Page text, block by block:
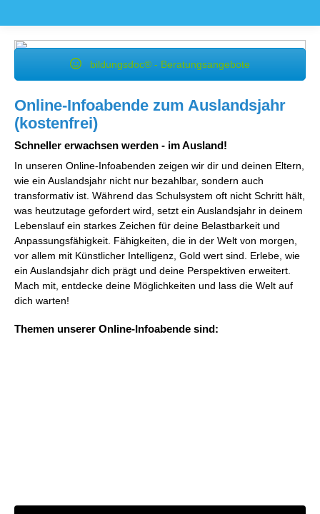
bildungsdoc® - Beratungsangebote
Online-Infoabende zum Auslandsjahr
(kostenfrei)
Schneller erwachsen werden - im Ausland!
In unseren Online-Infoabenden zeigen wir dir und deinen Eltern,
wie ein Auslandsjahr nicht nur bezahlbar, sondern auch
transformativ ist. Während das Schulsystem oft nicht Schritt hält,
was heutzutage gefordert wird, setzt ein Auslandsjahr in deinem
Lebenslauf ein starkes Zeichen für deine Belastbarkeit und
Anpassungsfähigkeit. Fähigkeiten, die in der Welt von morgen,
vor allem mit Künstlicher Intelligenz, Gold wert sind. Erlebe, wie
ein Auslandsjahr dich prägt und deine Perspektiven erweitert.
Mach mit, entdecke deine Möglichkeiten und lass die Welt auf
dich warten!
Themen unserer Online-Infoabende sind: